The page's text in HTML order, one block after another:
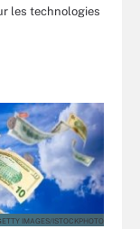
les technologies
IMAGES/ISTOCKPHOTO